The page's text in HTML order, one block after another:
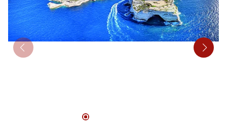
Bus mieten
Flughafentransfer
Kontakt